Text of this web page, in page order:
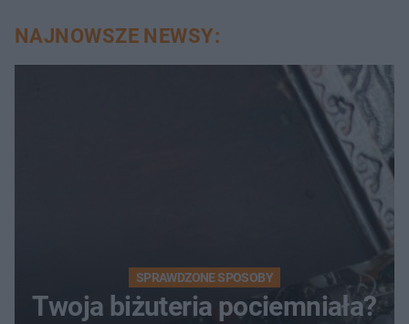
NAJNOWSZE NEWSY:
SPRAWDZONE SPOSOBY
Twoja biżuteria pociemniała?